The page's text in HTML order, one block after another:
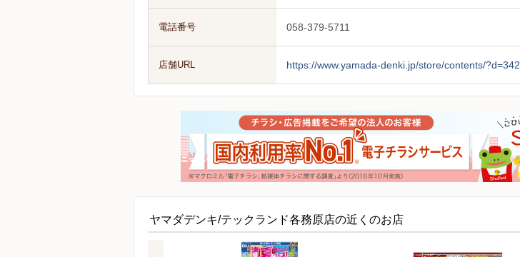
電話番号 058-379-5711
店舗URL https://www.yamada-denki.jp/store/contents/?d=342
ヤマダデンキ/テックランド各務原店の近くのお店